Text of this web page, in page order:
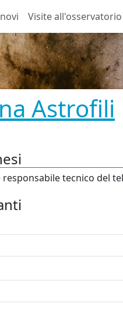
Visite all'osservatorio
Astrofili
responsabile tecnico del